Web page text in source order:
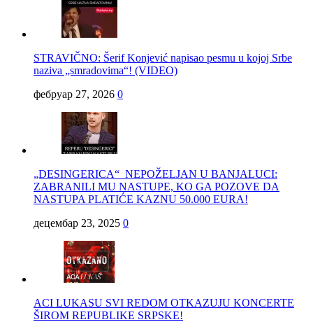
STRAVIČNO: Šerif Konjević napisao pesmu u kojoj Srbe
naziva „smradovima“! (VIDEO)
фебруар 27, 2026 0
„DESINGERICA“ NEPOŽELJAN U BANJALUCI:
ZABRANILI MU NASTUPE, KO GA POZOVE DA
NASTUPA PLATIĆE KAZNU 50.000 EURA!
децембар 23, 2025 0
ACI LUKASU SVI REDOM OTKAZUJU KONCERTE
ŠIROM REPUBLIKE SRPSKE!